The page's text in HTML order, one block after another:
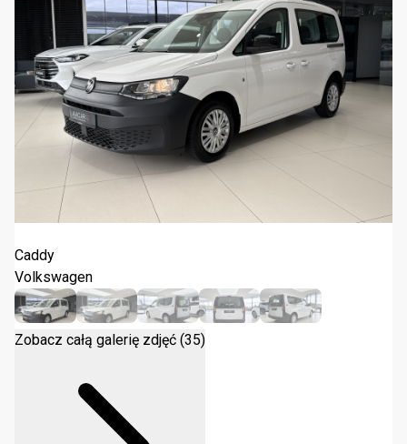
Volkswagen Caddy 2.0 TDI 2022
Caddy
Volkswagen
Zobacz całą galerię zdjęć (35)